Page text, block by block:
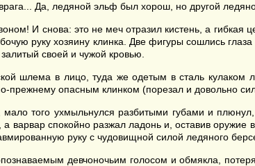
Да, ледяной эльф был хорош, но другой
И снова: это не меч отразил кистень, а
руку хозяину клинка. Две фигуры сошлись
своей и чужой кровью.
шлема в лицо, туда же одетым в сталь
прежнему опасным клинком (порезал и довольно
того ухмыльнулся разбитыми губами и
варвар спокойно разжал ладонь и, оставив оружие
руку с чудовищной силой ледяного
девчоночьим голосом и обмякла,